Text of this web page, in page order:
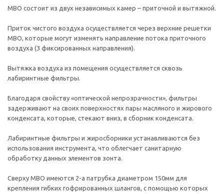
МВО состоит из двух независимых камер – приточной и вытяжной.
Приток чистого воздуха осуществляется через верхние решетки
МВО, которые могут изменять направление потока приточного
воздуха (3 фиксированных направления).
Вытяжка воздуха из помещения осуществляется сквозь
лабиринтные фильтры.
Благодаря свойству «оптической непрозрачности», фильтры
задерживают на своих поверхностях пары масляного и жирового
конденсата, которые, стекают вниз, в сборник конденсата.
Лабиринтные фильтры и жиросборники устанавливаются без
использования инструмента, что облегчает санитарную
обработку данных элементов зонта.
Сверху МВО имеются 2-а патрубка диаметром 150мм для
крепления гибких гофрированных шлангов, с помощью которых